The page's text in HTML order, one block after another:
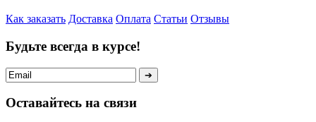
Как заказать Доставка Оплата Статьи Отзывы
Будьте всегда в курсе!
Оставайтесь на связи